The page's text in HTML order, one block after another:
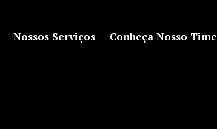
Nossos Serviços Conheça Nosso Time